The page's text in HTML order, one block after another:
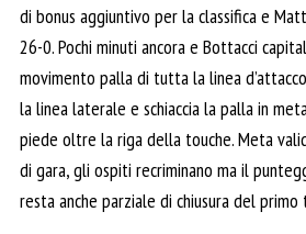
di bonus aggiuntivo per la classifica e
26-0. Pochi minuti ancora e Bottacci
movimento palla di tutta la linea
la linea laterale e schiaccia la palla in
piede oltre la riga della touche. Meta
di gara, gli ospiti recriminano ma il
resta anche parziale di chiusura del primo